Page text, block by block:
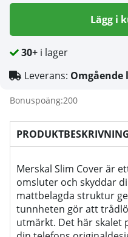
Lägg i
30+ i lager
Leverans: Omgående
Bonuspoäng:200
Merskal Slim Cover är
omsluter och skyddar
mattbelagda struktur
tunnheten gör att
utmärkt. Det här skalet